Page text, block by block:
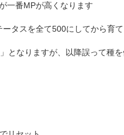
一番MPが高くなります
タスを全て500にしてから育
となりますが、以降誤って種